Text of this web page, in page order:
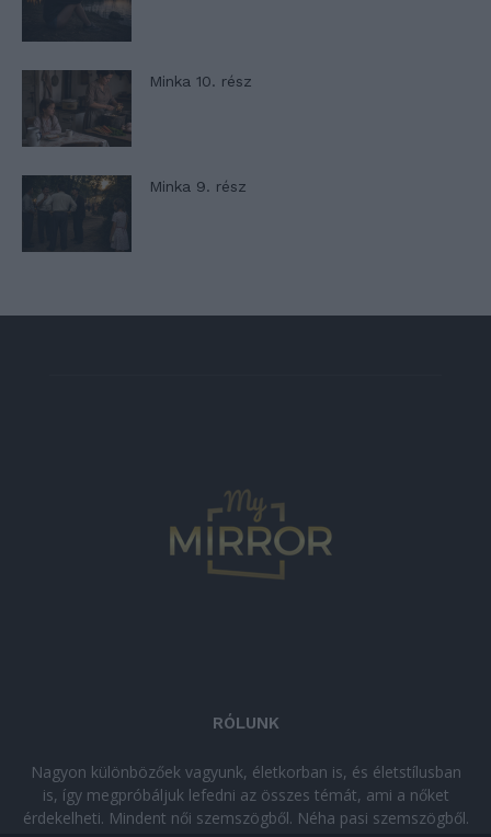
Minka 10. rész
Minka 9. rész
RÓLUNK
Nagyon különbözőek vagyunk, életkorban is, és életstílusban
is, így megpróbáljuk lefedni az összes témát, ami a nőket
érdekelheti. Mindent női szemszögből. Néha pasi szemszögből.